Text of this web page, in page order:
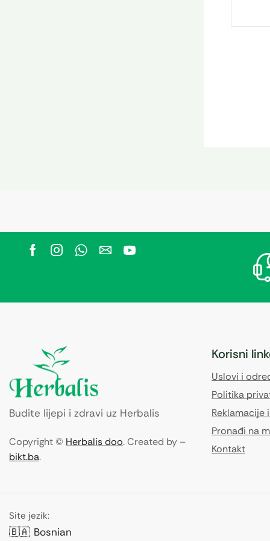
Budite lijepi i zdravi uz Herbalis
Copyright © Herbalis doo. Created by –
bikt.ba.
Korisni
Uslovi i
Politika
Reklamacije
Pronađi na
Kontakt
Site jezik:
🇧🇦 Bosnian